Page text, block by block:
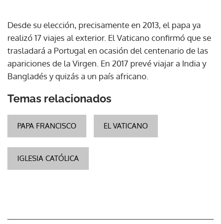
Desde su elección, precisamente en 2013, el papa ya
realizó 17 viajes al exterior. El Vaticano confirmó que se
trasladará a Portugal en ocasión del centenario de las
apariciones de la Virgen. En 2017 prevé viajar a India y
Bangladés y quizás a un país africano.
Temas relacionados
PAPA FRANCISCO EL VATICANO
IGLESIA CATÓLICA